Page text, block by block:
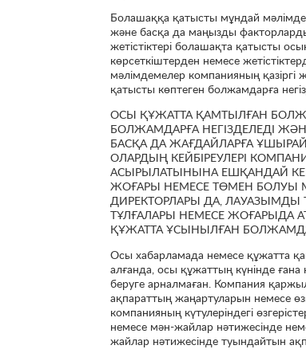
Болашаққа қатысты мұндай
және басқа да маңызды
жетістіктері болашақта қатысты
көрсеткіштерден немесе
мәлімдемелер компанияның
қатысты көптеген болжамдарға
ОСЫ ҚҰЖАТТА ҚАМТЫЛҒАН
БОЛЖАМДАРҒА НЕГІЗДЕЛЕДІ
БАСҚА ДА ЖАҒДАЙЛАРҒА
ОЛАРДЫҢ КЕЙБІРЕУЛЕРІ
АСЫРЫЛАТЫНЫНА ЕШҚАНДАЙ
ЖОҒАРЫ НЕМЕСЕ ТӨМЕН БОЛУЫ
ДИРЕКТОРЛАРЫ ДА, ЛАУАЗЫМДЫ
ТҰЛҒАЛАРЫ НЕМЕСЕ ЖОҒАРЫДА
ҚҰЖАТТА ҰСЫНЫЛҒАН
Осы хабарламада немесе құжатта
алғанда, осы құжаттың күнінде
беруге арналмаған. Компания
ақпараттың жаңартуларын немесе
компанияның күтулеріндегі
немесе мән-жайлар нәтижесінде
жайлар нәтижесінде туындайтын